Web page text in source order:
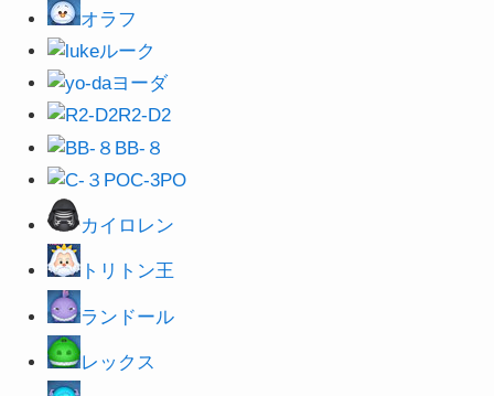
オラフ
ルーク
ヨーダ
R2-D2
BB-８
C-3PO
カイロレン
トリトン王
ランドール
レックス